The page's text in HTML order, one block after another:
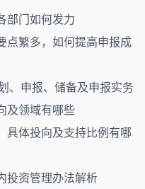
部门如何发力
点繁多，如何提高申报成
、申报、储备及申报实务
及领域有哪些
具体投向及支持比例有哪
投资管理办法解析